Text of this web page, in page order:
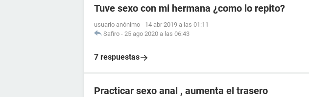
Tuve sexo con mi hermana ¿como lo repito?
usuario anónimo - 14 abr 2019 a las 01:11
Safiro - 25 ago 2020 a las 06:43
7 respuestas
Practicar sexo anal , aumenta el trasero